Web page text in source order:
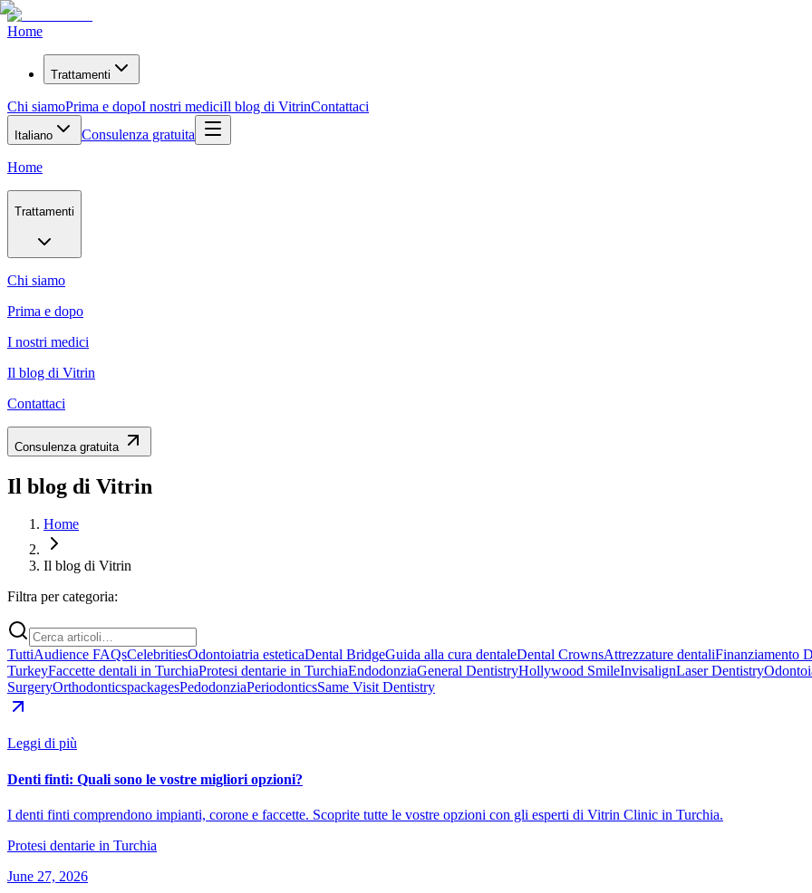
Home
Trattamenti
Chi siamoPrima e dopoI nostri mediciIl blog di VitrinContattaci
Italiano Consulenza gratuita
Home
Trattamenti
Chi siamo
Prima e dopo
I nostri medici
Il blog di Vitrin
Contattaci
Consulenza gratuita
Il blog di Vitrin
Home
Il blog di Vitrin
Filtra per categoria:
TuttiAudience FAQsCelebritiesOdontoiatria esteticaDental BridgeGuida alla cura dentaleDental CrownsAttrezzature dentaliFinanziamento
TurkeyFaccette dentali in TurchiaProtesi dentarie in TurchiaEndodonziaGeneral DentistryHollywood SmileInvisalignLaser Dentistry
SurgeryOrthodonticspackagesPedodonziaPeriodonticsSame Visit Dentistry
Leggi di più
Denti finti: Quali sono le vostre migliori opzioni?
I denti finti comprendono impianti, corone e faccette. Scoprite tutte le vostre opzioni con gli esperti di Vitrin Clinic in Turchia.
Protesi dentarie in Turchia
June 27, 2026